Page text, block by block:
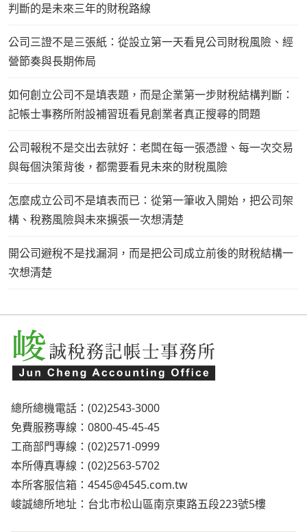
判斷的是未來三年的財稅路線
公司三證不是三張紙：從設立第一天看見公司財稅風險、經
營節奏與長期佈局
如何創立公司不是填表題，而是企業第一步財稅結構判斷：
記帳士事務所附設補習班看見創業者真正搜尋的問題
公司報稅不是交出去就好：老闆在每一張憑證、每一次交易
與每個決策背後，都需要看見未來的財稅風險
怎麼成立公司不是填表而已：從第一筆收入開始，把公司架
構、稅務風險與未來擴張一次想清楚
開公司避稅不是找漏洞，而是把公司成立前後的財稅結構一
次想清楚
總所總機電話：(02)2543-3000
免費服務專線：0800-45-45-45
工商部門專線：(02)2571-0999
本所傳真專線：(02)2563-5702
本所客服信箱： 4545@4545.com.tw
峻誠總所地址：台北市松山區南京東路五段223號5樓